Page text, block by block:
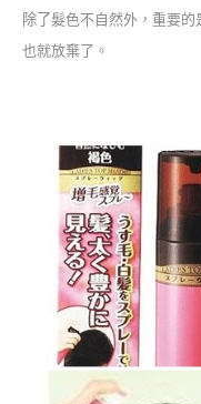
除了髮色不自然外，重要
也就放棄了。